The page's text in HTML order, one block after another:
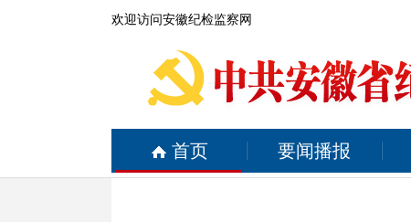
欢迎访问安徽纪检监察网
首页 要闻播报